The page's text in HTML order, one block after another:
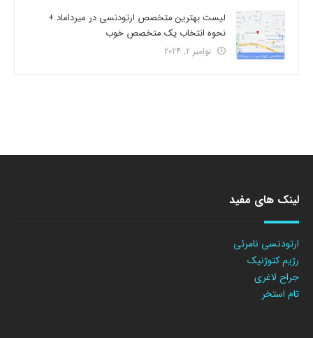
لیست بهترین متخصص ارتودنسی در میرداماد +
نحوه انتخاب یک متخصص خوب
نوامبر 2, 2024
لینک های مفید
ارتودنسی نامرئی
رژیم کتوژنیک
جراح لاغری
تام استخر